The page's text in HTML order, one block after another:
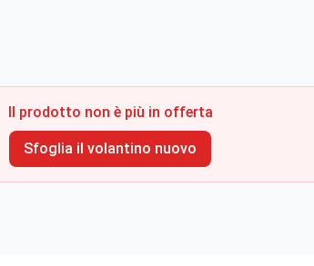
Il prodotto non è più in offerta
Sfoglia il volantino nuovo